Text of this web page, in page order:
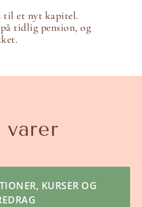
til et nyt kapitel.
tidlig pension, og
varer
KURSER OG